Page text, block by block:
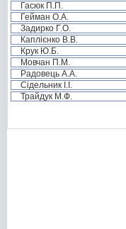
Гасюк П.П.
Гейман О.А.
Задирко Г.О.
Каплієнко В.В.
Крук Ю.Б.
Мовчан П.М.
Радовець А.А.
Сідельник І.І.
Трайдук М.Ф.